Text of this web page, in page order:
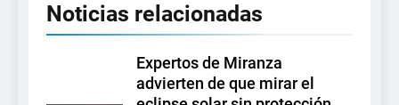
Noticias relacionadas
Expertos de Miranza
advierten de que mirar el